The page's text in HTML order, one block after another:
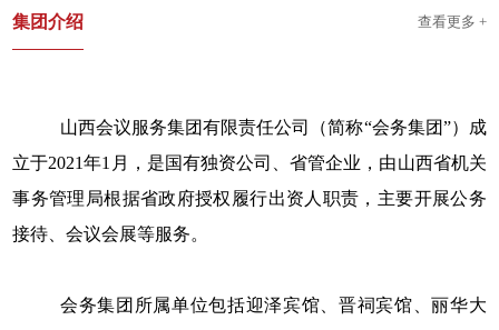
集团介绍 查看更多 +
山西会议服务集团有限责任公司（简称“会务集团”）成
立于2021年1月，是国有独资公司、省管企业，由山西省机关
事务管理局根据省政府授权履行出资人职责，主要开展公务
接待、会议会展等服务。
会务集团所属单位包括迎泽宾馆、晋祠宾馆、丽华大